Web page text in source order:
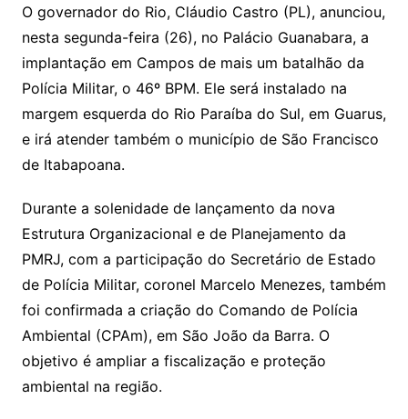
O governador do Rio, Cláudio Castro (PL), anunciou,
nesta segunda-feira (26), no Palácio Guanabara, a
implantação em Campos de mais um batalhão da
Polícia Militar, o 46º BPM. Ele será instalado na
margem esquerda do Rio Paraíba do Sul, em Guarus,
e irá atender também o município de São Francisco
de Itabapoana.
Durante a solenidade de lançamento da nova
Estrutura Organizacional e de Planejamento da
PMRJ, com a participação do Secretário de Estado
de Polícia Militar, coronel Marcelo Menezes, também
foi confirmada a criação do Comando de Polícia
Ambiental (CPAm), em São João da Barra. O
objetivo é ampliar a fiscalização e proteção
ambiental na região.